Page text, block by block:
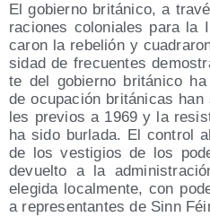
El gobierno bri­tá­ni­co, a
ra­cio­nes colo­nia­les para la
ca­ron la rebe­lión y
si­dad de fre­cuen­tes
te del gobierno bri­tá­ni­co
de ocu­pa­ción bri­tá­ni­cas
les pre­vios a 1969 y la
ha sido bur­la­da. El con­trol
de los ves­ti­gios de los
devuel­to a la
ele­gi­da local­men­te, con
a repre­sen­tan­tes de Sinn